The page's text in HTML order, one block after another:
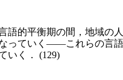
語的平衡期の間，地域の
っていく――これらの言
いく． (129)